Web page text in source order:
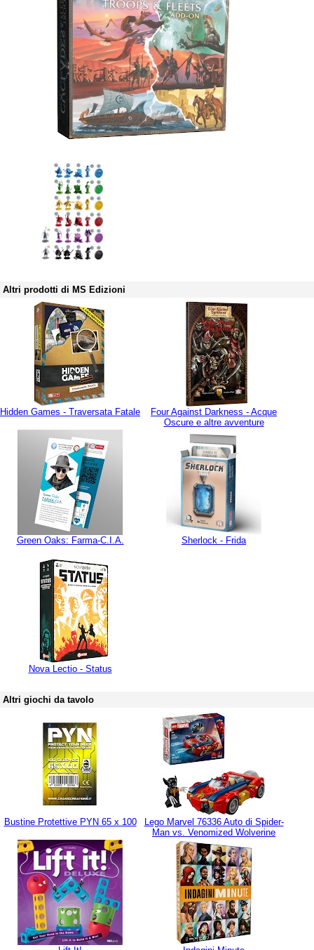
Altri prodotti di MS Edizioni
Hidden Games - Traversata Fatale
Four Against Darkness - Acque
Oscure e altre avventure
Green Oaks: Farma-C.I.A. Sherlock - Frida
Nova Lectio - Status
Altri giochi da tavolo
Bustine Protettive PYN 65 x 100
Lego Marvel 76336 Auto di Spider-
Man vs. Venomized Wolverine